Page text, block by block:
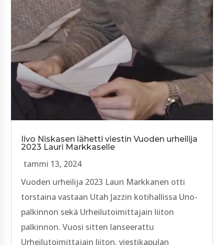
Iivo Niskasen lähetti viestin Vuoden urheilija
2023 Lauri Markkaselle
tammi 13, 2024
Vuoden urheilija 2023 Lauri Markkanen otti
torstaina vastaan Utah Jazzin kotihallissa Uno-
palkinnon sekä Urheilutoimittajain liiton
palkinnon. Vuosi sitten lanseerattu
Urheilutoimittajain liiton, viestikapulan